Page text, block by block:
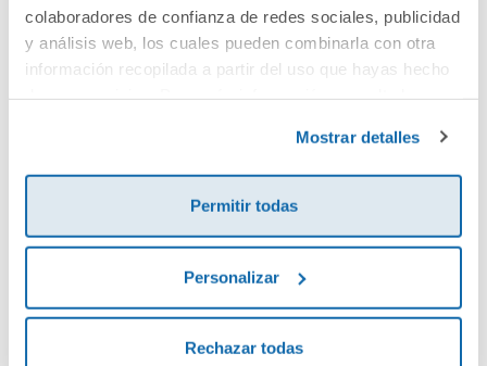
colaboradores de confianza de redes sociales, publicidad
y análisis web, los cuales pueden combinarla con otra
información recopilada a partir del uso que hayas hecho
Mostrar detalles
Permitir todas
Personalizar
Rechazar todas
¡Sé el primero en valorar este producto!
Envía tu opinión